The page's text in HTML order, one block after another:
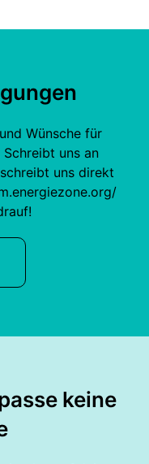
Wünsche für
uns an
uns direkt
keine